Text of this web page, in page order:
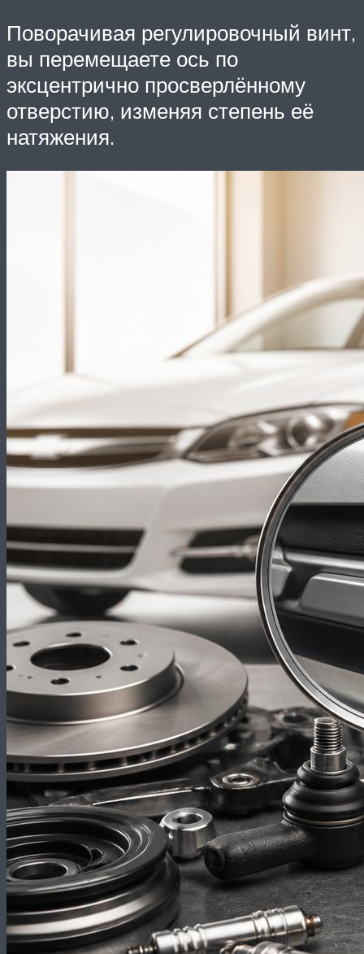
Поворачивая регулировочный винт,
вы перемещаете ось по
эксцентрично просверлённому
отверстию, изменяя степень её
натяжения.